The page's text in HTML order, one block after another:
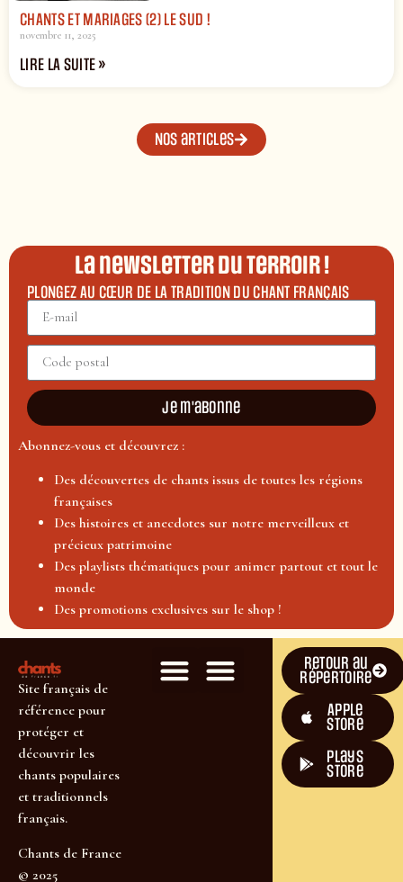
CHANTS ET MARIAGES (2) LE SUD !
novembre 11, 2025
LIRE LA SUITE »
Nos articles
La newsletter du terroir !
PLONGEZ AU CŒUR DE LA TRADITION DU CHANT FRANÇAIS
Je m'abonne
Abonnez-vous et découvrez :
Des découvertes de chants issus de toutes les régions
françaises
Des histoires et anecdotes sur notre merveilleux et
précieux patrimoine
Des playlists thématiques pour animer partout et tout le
monde
Des promotions exclusives sur le shop !
Site français de
référence pour
protéger et
découvrir les
chants populaires
et traditionnels
français.
Chants de France
© 2025
Retour au
répertoire
Apple
Store
plays
store